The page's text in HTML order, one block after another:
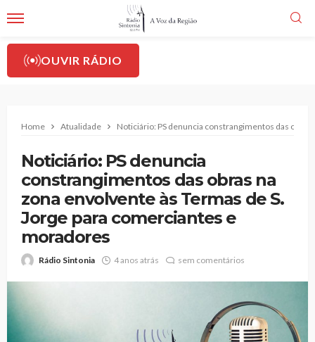
OUVIR RÁDIO
Home Atualidade Noticiário: PS denuncia constrangimentos das
Noticiário: PS denuncia
constrangimentos das obras na
zona envolvente às Termas de S.
Jorge para comerciantes e
moradores
Rádio Sintonia 4 anos atrás sem comentários